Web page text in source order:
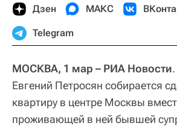
Дзен МАКС
Telegram
МОСКВА, 1 мар – РИА Новости
Евгений Петросян собирается
квартиру в центре Москвы
проживающей в ней бывшей